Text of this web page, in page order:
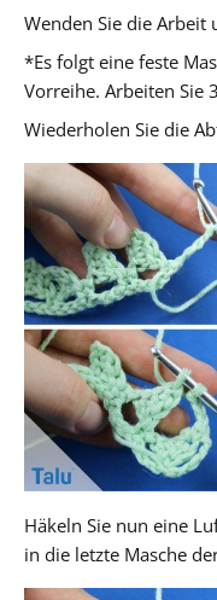
Wenden Sie die Arbeit
*Es folgt eine feste
Vorreihe. Arbeiten Sie
Wiederholen Sie die
Häkeln Sie nun eine
in die letzte Masche